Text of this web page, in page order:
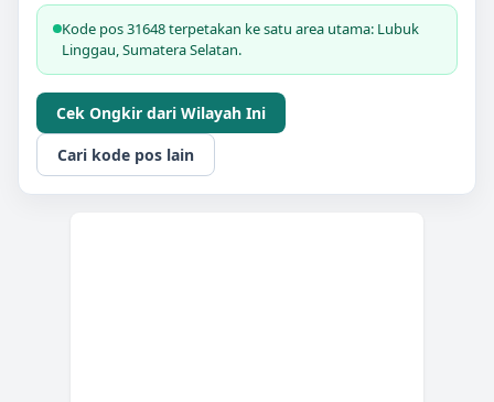
Kode pos 31648 terpetakan ke satu area utama: Lubuk
Linggau, Sumatera Selatan.
Cek Ongkir dari Wilayah Ini
Cari kode pos lain